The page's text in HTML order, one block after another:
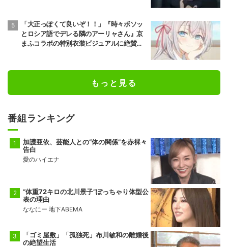
「大正っぽくて良いぞ！！」『時々ボソッ
とロシア語でデレる隣のアーリャさん』京
まふコラボの特別衣装ビジュアルに絶賛の
もっと見る
番組ランキング
加護亜依、芸能人との“体の関係”を赤裸々
告白
愛のハイエナ
“体重72キロの北川景子”ぽっちゃり体型公
表の理由
ななにー 地下ABEMA
「ゴミ屋敷」「孤独死」布川敏和の離婚後
の絶望生活